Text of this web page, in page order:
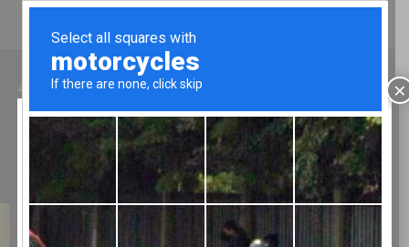
TELEFONO:
02 9067043
Chiusura estiva
ATTENZIONE!Bertolesi
Fratelli chiude per ferie:
×